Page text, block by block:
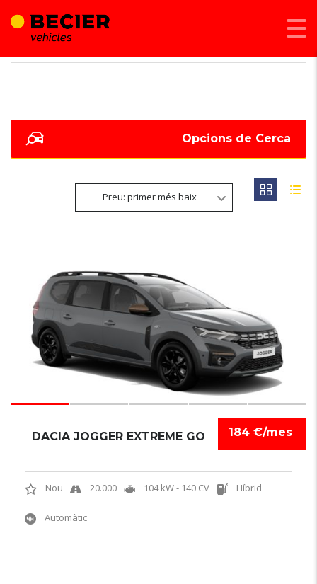
Opcions de Cerca
Preu: primer més baix
184 €/mes
DACIA JOGGER EXTREME GO
Nou 20.000 104 kW - 140 CV Híbrid
Automàtic